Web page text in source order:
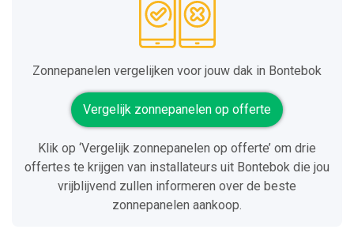
Zonnepanelen vergelijken voor jouw dak in Bontebok
Vergelijk zonnepanelen op offerte
Klik op ‘Vergelijk zonnepanelen op offerte’ om drie
offertes te krijgen van installateurs uit Bontebok die jou
vrijblijvend zullen informeren over de beste
zonnepanelen aankoop.